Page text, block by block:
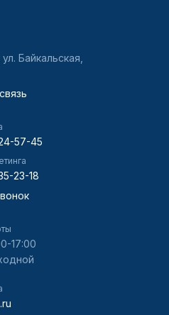
Байкальская,
57-45
23-18
17:00